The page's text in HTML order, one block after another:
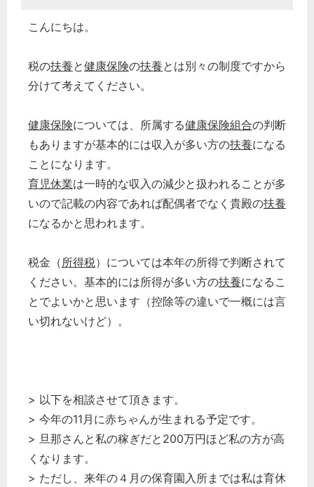
こんにちは。
税の扶養と健康保険の扶養とは別々の制度ですから
分けて考えてください。
健康保険については、所属する健康保険組合の判断
もありますが基本的には収入が多い方の扶養になる
ことになります。
育児休業は一時的な収入の減少と扱われることが多
いので記載の内容であれば配偶者でなく貴殿の扶養
になるかと思われます。
税金（所得税）については本年の所得で判断されて
ください。基本的には所得が多い方の扶養になるこ
とでよいかと思います（控除等の違いで一概には言
い切れないけど）。
> 以下を相談させて頂きます。
> 今年の11月に赤ちゃんが生まれる予定です。
> 旦那さんと私の稼ぎだと200万円ほど私の方が高
くなります。
> ただし、来年の４月の保育園入所までは私は育休